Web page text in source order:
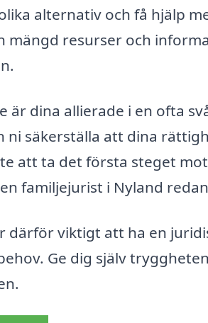
alternativ och få hjälp
resurser och
är dina allierade i en ofta
ni säkerställa att dina
att ta det första steget
familjejurist i Nyland
därför viktigt att ha en
Ge dig själv